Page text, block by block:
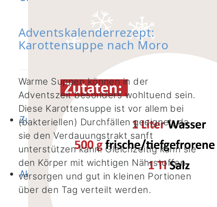
Vorstand & Mitglieder
Abteilung für Integrierte Onkologie
Externe klinische Kooperationspartner
Krebsregister
CIO-Leitlinien
Helfen und Spenden
Stellenangebote
Zuweiser*innen
Zuweiserportal
ASV-Urologie
Tumorboards
Aktuelles
News
Termine
Adventskalenderrezept:
Karottensuppe nach Moro
Warme Suppen können in der
Adventszeit besonders wohltuend sein.
Diese Karottensuppe ist vor allem bei
(bakteriellen) Durchfällen geeignet, da
sie den Verdauungstrakt sanft
unterstützen kann. Gleichzeitig kann sie
den Körper mit wichtigen Nährstoffen
versorgen und gut in kleinen Portionen
über den Tag verteilt werden.